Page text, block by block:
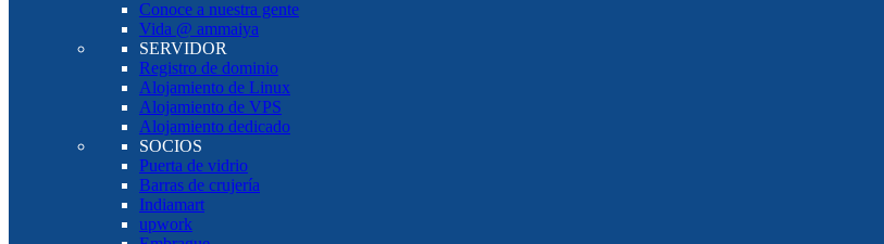
Conoce a nuestra gente
Vida @ ammaiya
SERVIDOR
Registro de dominio
Alojamiento de Linux
Alojamiento de VPS
Alojamiento dedicado
SOCIOS
Puerta de vidrio
Barras de crujería
Indiamart
upwork